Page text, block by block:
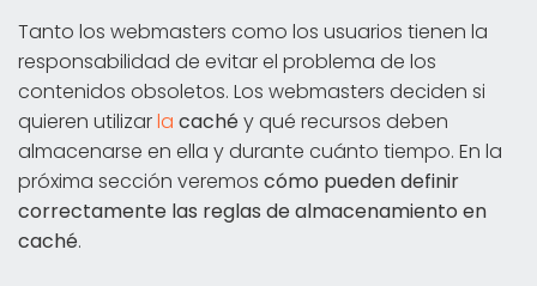
Tanto los webmasters como los usuarios tienen la
responsabilidad de evitar el problema de los
contenidos obsoletos. Los webmasters deciden si
quieren utilizarla cachéy qué recursos deben
almacenarse en ella y durante cuánto tiempo. En la
próxima sección veremos cómo pueden definir
correctamente las reglas de almacenamiento en
caché.